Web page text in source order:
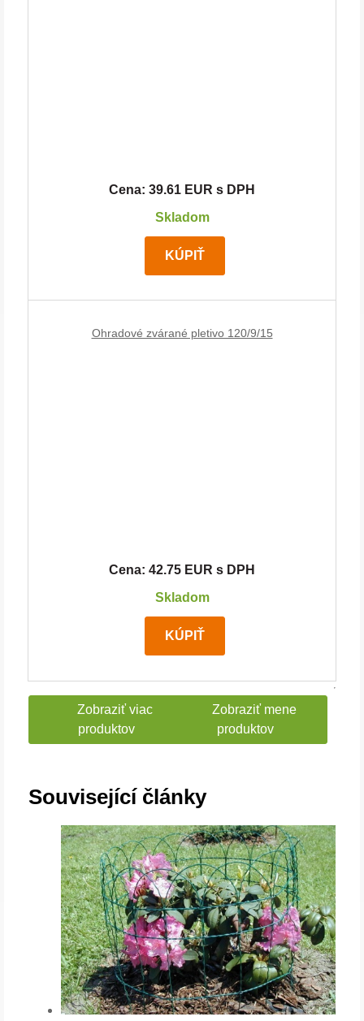
Cena: 39.61 EUR s DPH
Skladom
KÚPIŤ
Ohradové zvárané pletivo 120/9/15
Cena: 42.75 EUR s DPH
Skladom
KÚPIŤ
Zobraziť viac
produktov
Zobraziť mene
produktov
Související články